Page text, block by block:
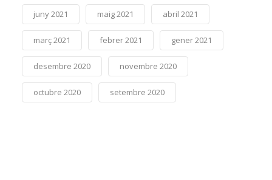
juny 2021 maig 2021 abril 2021
març 2021 febrer 2021 gener 2021
desembre 2020 novembre 2020
octubre 2020 setembre 2020